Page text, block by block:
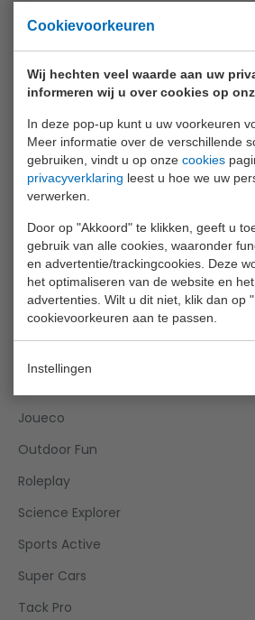
Cookievoorkeuren
Wij hechten veel waarde aan uw
informeren wij u over cookies op
In deze pop-up kunt u uw voorkeuren
Meer informatie over de verschillende
gebruiken, vindt u op onze cookies
privacyverklaring leest u hoe we uw
verwerken.
Door op "Akkoord" te klikken, geeft u
gebruik van alle cookies, waaronder
en advertentie/trackingcookies. Deze
het optimaliseren van de website en
advertenties. Wilt u dit niet, klik dan op
cookievoorkeuren aan te passen.
Instellingen
Collectie
Animal World
Aqua Fun
Baby Rose
Bikefun
Boys
Crea Kids
Funtoy
Games
Girls
Joueco
Outdoor Fun
Roleplay
Science Explorer
Sports Active
Super Cars
Tack Pro